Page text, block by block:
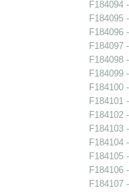
F184094
F184095
F184096
F184097
F184098
F184099
F184100
F184101
F184102
F184103
F184104
F184105
F184106
F184107